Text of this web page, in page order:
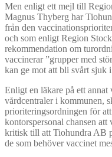
Men enligt ett mejl till
Magnus Thyberg har
från den
och som enligt Region
rekommendation om
vaccinerar ”grupper med
kan ge mot att bli svårt sjuk
Enligt en läkare på ett
vårdcentraler i kommunen,
prioriteringsordningen för
kontorspersonal chansen
kritisk till att Tiohundra AB
de som behöver vaccinet